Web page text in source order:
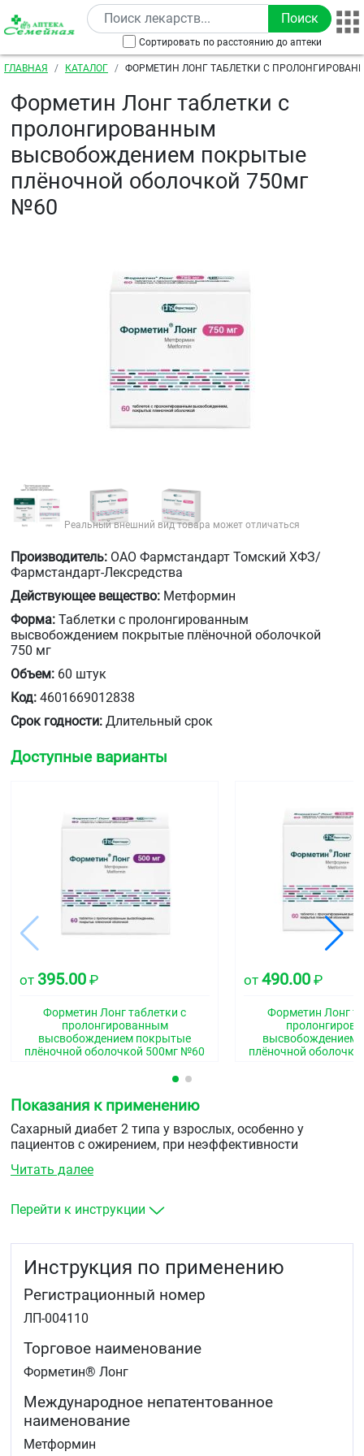
Перейти к основному содержанию
Сортировать по расстоянию до аптеки
Строка навигации
ГЛАВНАЯ КАТАЛОГ
ФОРМЕТИН ЛОНГ ТАБЛЕТКИ С
Форметин Лонг таблетки с
пролонгированным
высвобождением покрытые
плёночной оболочкой 750мг
№60
Реальный внешний вид товара может отличаться
Производитель: ОАО Фармстандарт Томский ХФЗ/
Фармстандарт-Лексредства
Действующее вещество: Метформин
Форма: Таблетки с пролонгированным
высвобождением покрытые плёночной оболочкой
750 мг
Объем: 60 штук
Код: 4601669012838
Срок годности: Длительный срок
Доступные варианты
от 395.00 ₽
Форметин Лонг таблетки с
пролонгированным
высвобождением покрытые
плёночной оболочкой 500мг №60
от490.00 ₽
Форметин Лонг
высвобождением
плёночной
Показания к применению
Сахарный диабет 2 типа у взрослых, особенно у
пациентов с ожирением, при неэффективности
в сочетании с другими пероральными
гипогликемическими средствами или с инсулином.
Читать далее
Перейти к инструкции
Инструкция по применению
Регистрационный номер
ЛП-004110
Торговое наименование
Форметин® Лонг
Международное непатентованное
наименование
Метформин